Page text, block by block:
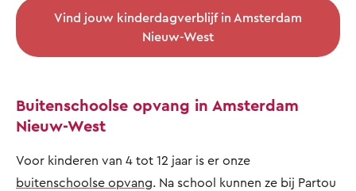
Vind jouw kinderdagverblijf in Amsterdam
Nieuw-West
Buitenschoolse opvang in Amsterdam
Nieuw-West
Voor kinderen van 4 tot 12 jaar is er onze
buitenschoolse opvang. Na school kunnen ze bij Partou